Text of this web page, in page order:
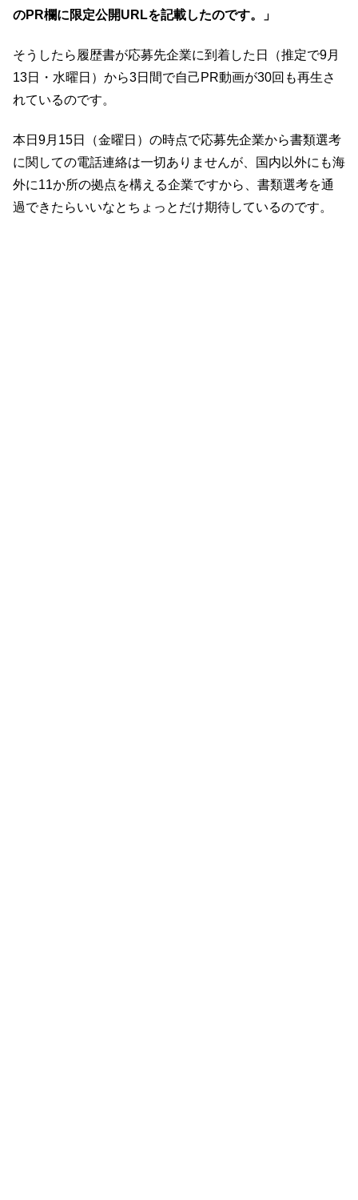
のPR欄に限定公開URLを記載したのです。」
そうしたら履歴書が応募先企業に到着した日（推定で9月
13日・水曜日）から3日間で自己PR動画が30回も再生さ
れているのです。
本日9月15日（金曜日）の時点で応募先企業から書類選考
に関しての電話連絡は一切ありませんが、国内以外にも海
外に11か所の拠点を構える企業ですから、書類選考を通
過できたらいいなとちょっとだけ期待しているのです。